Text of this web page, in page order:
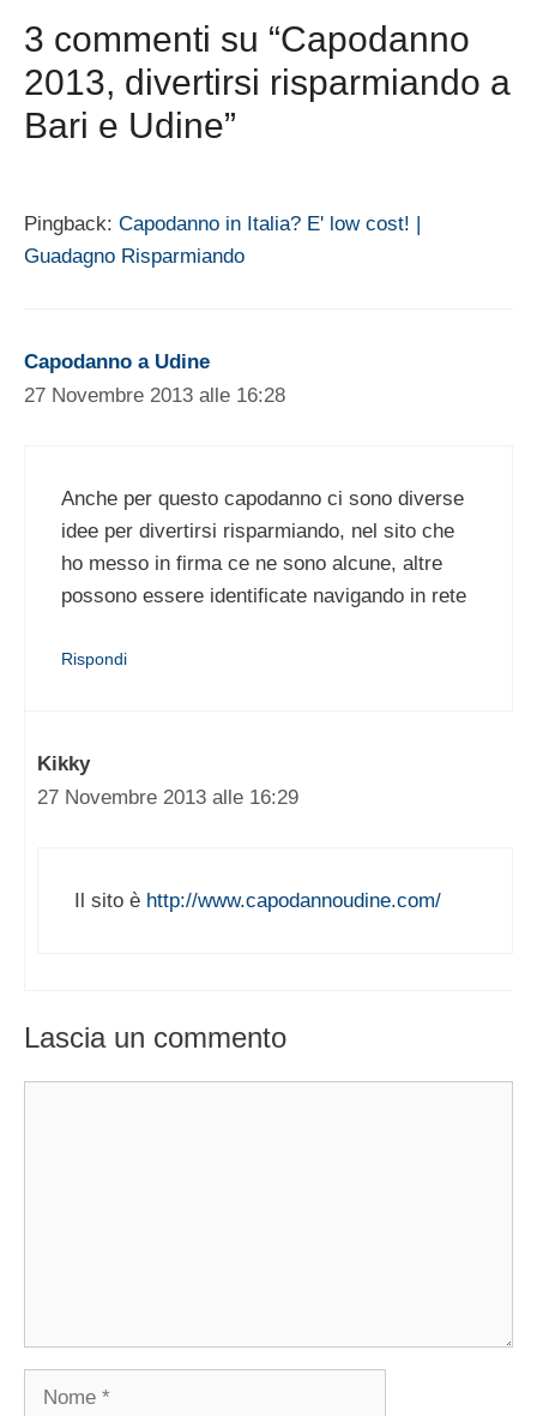
3 commenti su “Capodanno
2013, divertirsi risparmiando a
Bari e Udine”
Pingback: Capodanno in Italia? E' low cost! |
Guadagno Risparmiando
Capodanno a Udine
27 Novembre 2013 alle 16:28
Anche per questo capodanno ci sono diverse
idee per divertirsi risparmiando, nel sito che
ho messo in firma ce ne sono alcune, altre
possono essere identificate navigando in rete
Rispondi
Kikky
27 Novembre 2013 alle 16:29
Il sito è http://www.capodannoudine.com/
Lascia un commento
Nome